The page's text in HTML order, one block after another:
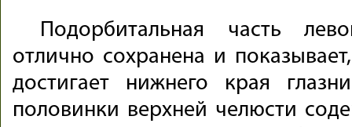
Подорбитальная часть
отлично сохранена и
достигает нижнего края
половинки верхней челюсти